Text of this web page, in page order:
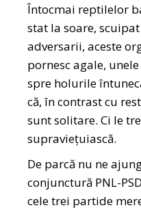
Întocmai reptilelor
stat la soare,
adversarii, aceste
pornesc agale,
spre holurile
că, în contrast cu
sunt solitare. Ci le
supraviețuiască.
De parcă nu ne
conjunctură PNL-
cele trei partide